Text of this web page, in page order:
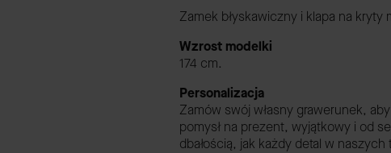
Zamek błyskawiczny i klapa na kryty
Wzrost modelki
174 cm.
Personalizacja
Zamów swój własny grawerunek,
pomysł na prezent, wyjątkowy i od
dbałością, jak każdy detal w naszych